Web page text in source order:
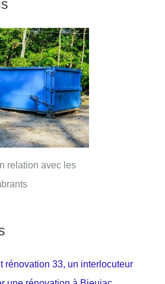
relation avec les
rénovation 33, un interlocuteur